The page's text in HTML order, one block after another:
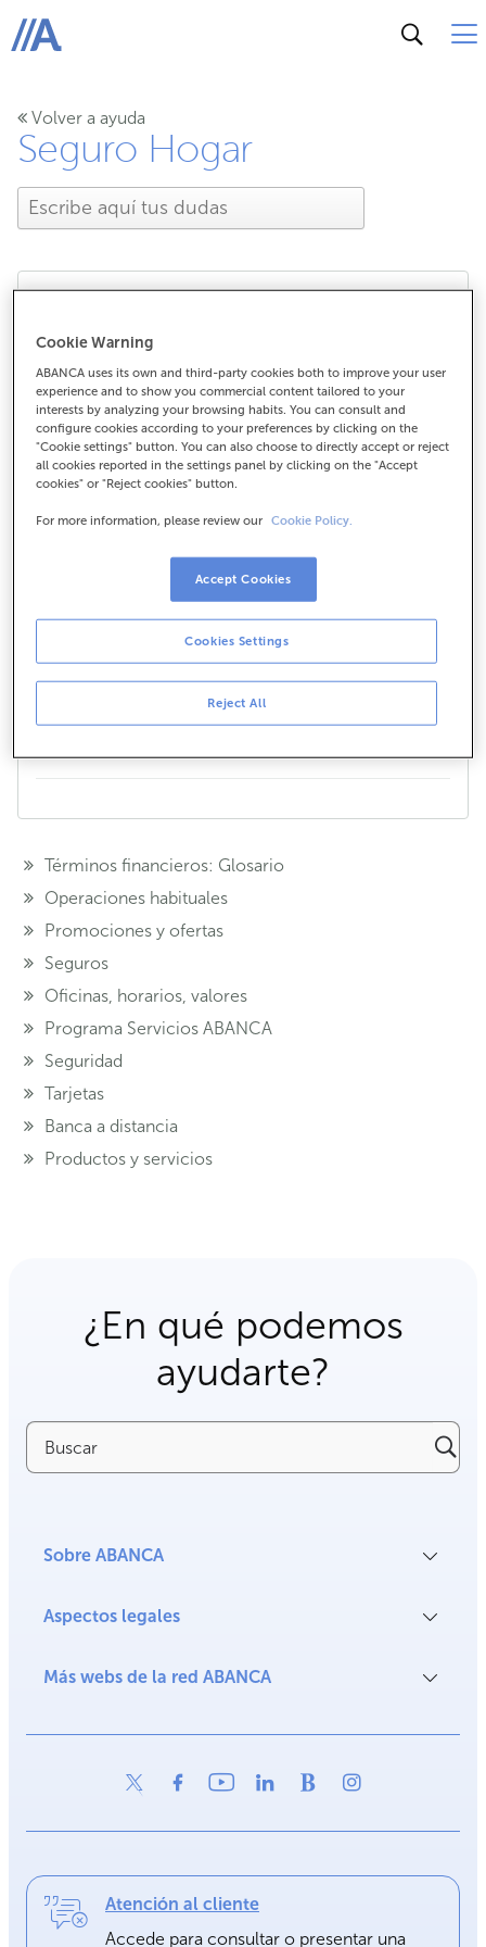
ABANCA
Volver a ayuda
Seguro Hogar
¿Qué se consideran
anexos de la vivienda?
¿Qué se consideran anexos de la
vivienda?
trasteros ubicados en el mismo edificio en el que se
encuentra la vivienda. No siendo posible asegurar
anexos ubicados en un edificio diferente.
Si No
Términos financieros: Glosario
Operaciones habituales
Promociones y ofertas
Seguros
Oficinas, horarios, valores
Programa Servicios ABANCA
Seguridad
Tarjetas
Banca a distancia
Productos y servicios
¿En qué podemos
ayudarte?
Buscar
Sobre ABANCA
Aspectos legales
Más webs de la red ABANCA
Atención al cliente
Accede para consultar o presentar una
Cookie Warning
ABANCA uses its own and third-party cookies both to improve your user
experience and to show you commercial content tailored to your
interests by analyzing your browsing habits. You can consult and
configure cookies according to your preferences by clicking on the
"Cookie settings" button. You can also choose to directly accept or reject
all cookies reported in the settings panel by clicking on the "Accept
cookies" or "Reject cookies" button.
For more information, please review our Cookie Policy.
Reject All
Cookies Settings
Accept Cookies